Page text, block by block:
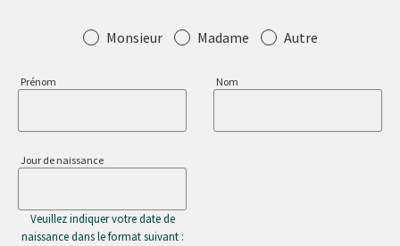
SalutationMonsieur Madame Autre
Prénom Nom
Jour de naissance
Veuillez indiquer votre date de
naissance dans le format suivant :